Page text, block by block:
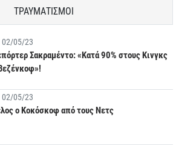
ΤΡΑΥΜΑΤΙΣΜΟΙ
02/05/23
Σακραμέντο: «Κατά 90% στους Κινγκς
02/05/23
ο Κοκόσκοφ από τους Νετς